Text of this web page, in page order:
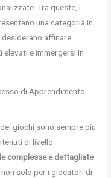
Tra queste, i
una categoria in
affinare
e immergersi in
di Apprendimento
giochi sono sempre più
di livello
complesse e dettagliate
solo per i giocatori di